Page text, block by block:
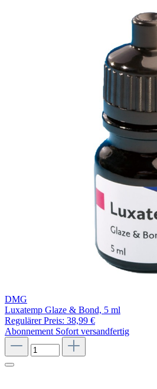
DMG
Luxatemp Glaze & Bond, 5 ml
Regulärer Preis: 38,99 €
Abonnement Sofort versandfertig